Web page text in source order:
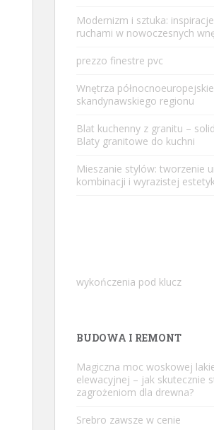
Modernizm i sztuka:
ruchami w nowoczesnych
prezzo finestre pvc
Wnętrza
skandynawskiego regionu
Blat kuchenny z granitu –
Blaty granitowe do kuchni
Mieszanie stylów: tworzenie
kombinacji i wyrazistej
wykończenia pod klucz
BUDOWA I REMONT
Magiczna moc woskowej
elewacyjnej – jak skutecznie
zagrożeniom dla drewna?
Srebro zawsze w cenie